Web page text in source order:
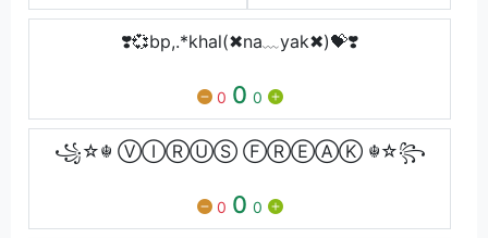
❣️💞bp,.*khal(✖na﹏yak✖)💝❣️
0 0 0
꧁☆☬ ⓋⒾⓇⓊⓈ ⒻⓇⒺⒶⓀ ☬☆꧂
0 0 0